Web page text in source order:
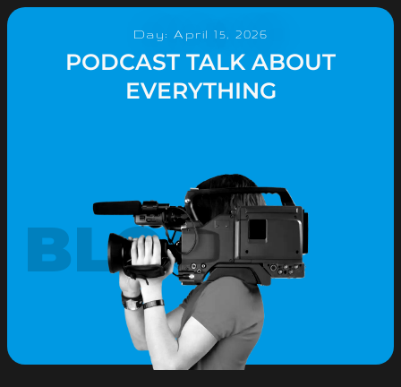
Day: April 15, 2026
PODCAST TALK ABOUT
EVERYTHING
BLOG